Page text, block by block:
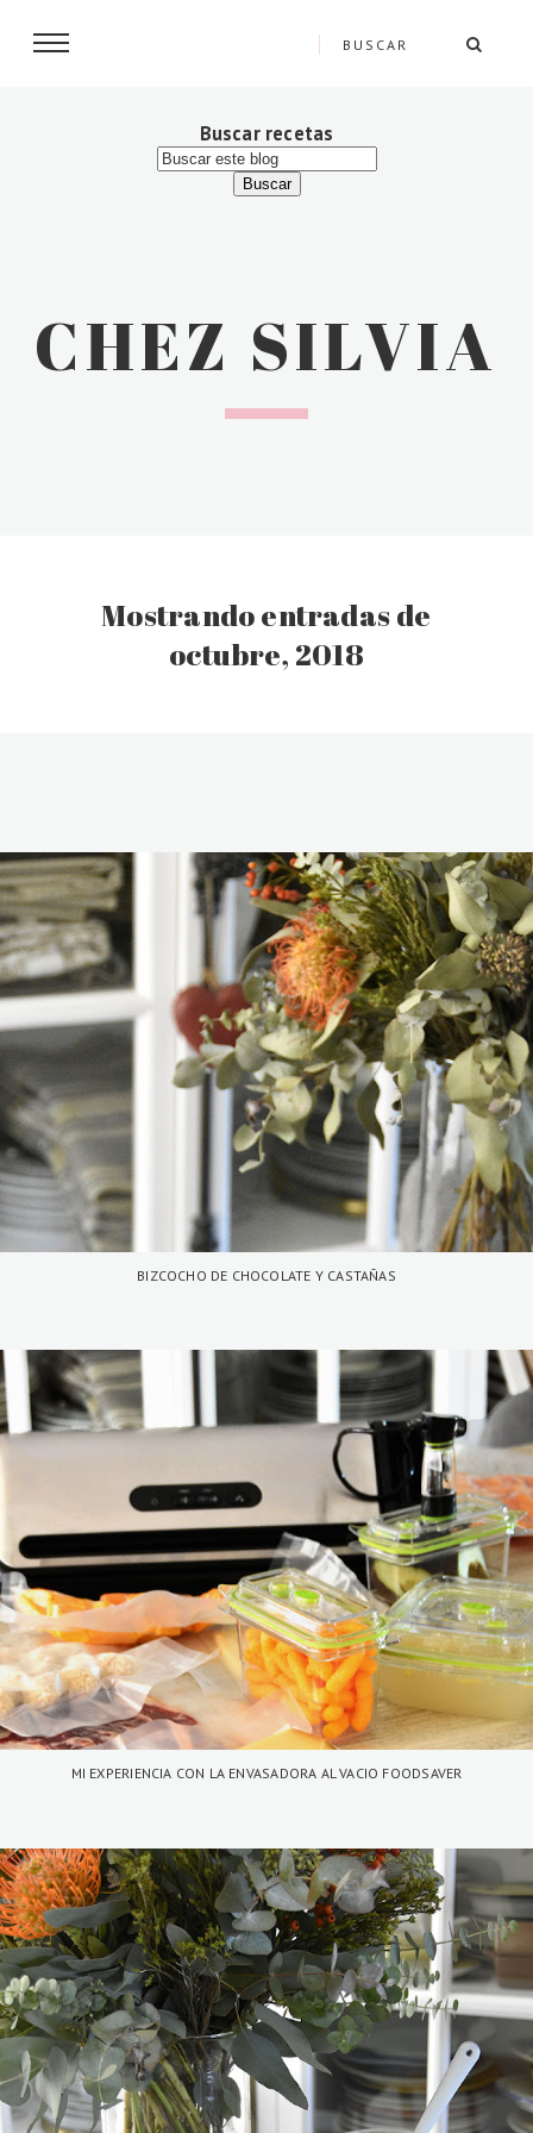
Buscar recetas
CHEZ SILVIA
Mostrando entradas de
octubre, 2018
BIZCOCHO DE CHOCOLATE Y CASTAÑAS
MI EXPERIENCIA CON LA ENVASADORA AL VACIO FOODSAVER